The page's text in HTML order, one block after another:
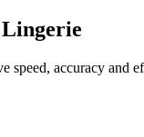
accuracy and